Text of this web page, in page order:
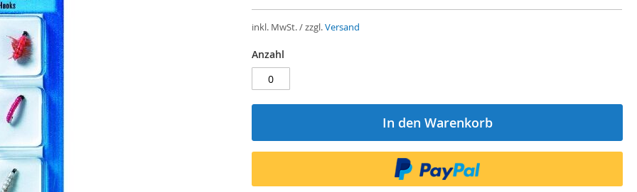
inkl. MwSt. / zzgl.Versand
Anzahl
In den Warenkorb